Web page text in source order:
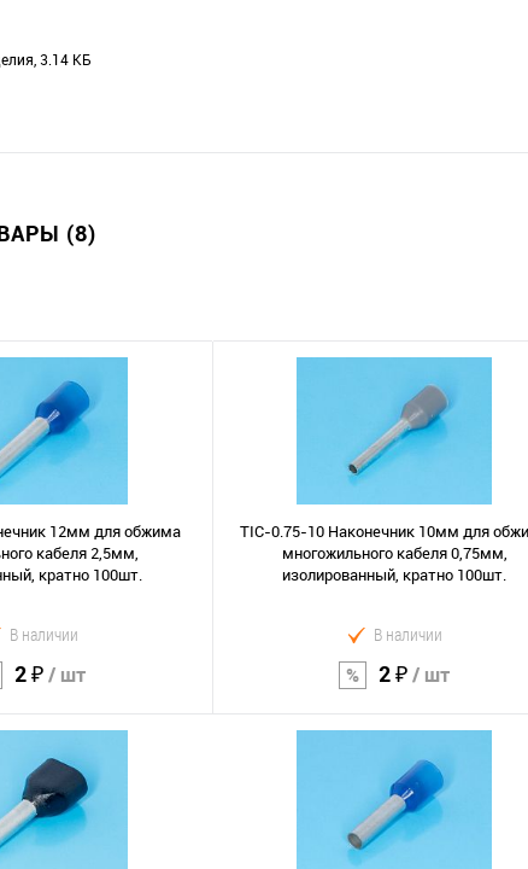
3.14 КБ
(8)
12мм для обжима
кабеля 2,5мм,
кратно 100шт.
В наличии
2 ₽/ шт
корзину
TIC-0.75-10 Наконечник 10мм для
многожильного кабеля 0,75мм,
изолированный, кратно 100шт.
В наличии
2 ₽/ шт
В корзину